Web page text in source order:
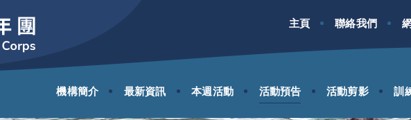
機構簡介 最新資訊 本週活動 活動預告 活動剪影 訓
主頁 聯絡我們